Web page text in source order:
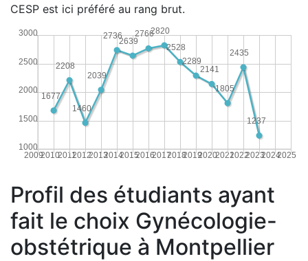
CESP est ici préféré au rang brut.
20092010201120122013201420152016201720182019202020212022202320242025
1000
1500
2000
2500
3000
1237
2435
1805
2141
2289
2528
2820
2766
2639
2736
2039
1460
2208
1677
Profil des étudiants ayant
fait le choix Gynécologie-
obstétrique à Montpellier